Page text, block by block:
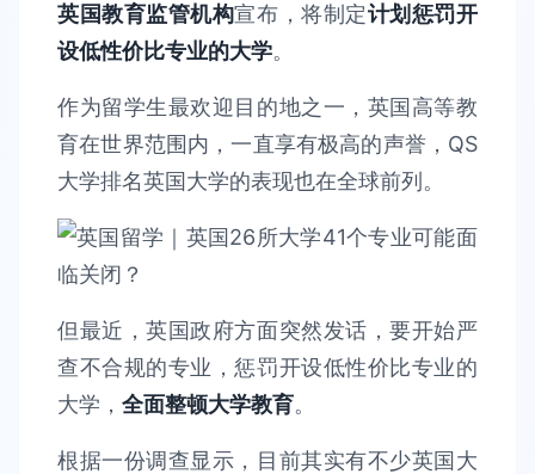
英国教育监管机构宣布，将制定计划惩罚开
设低性价比专业的大学。
作为留学生最欢迎目的地之一，英国高等教
育在世界范围内，一直享有极高的声誉，QS
大学排名英国大学的表现也在全球前列。
但最近，英国政府方面突然发话，要开始严
查不合规的专业，惩罚开设低性价比专业的
大学， 全面整顿大学教育。
根据一份调查显示，目前其实有不少英国大